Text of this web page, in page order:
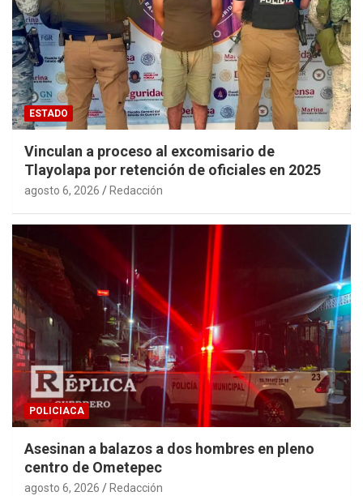
ESTADO
Vinculan a proceso al excomisario de
Tlayolapa por retención de oficiales en 2025
agosto 6, 2026 Redacción
POLICIACA
Asesinan a balazos a dos hombres en pleno
centro de Ometepec
agosto 6, 2026 Redacción